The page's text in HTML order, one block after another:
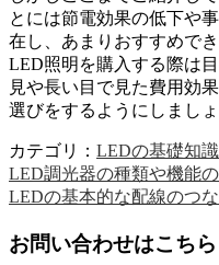
とには節電効果の低下や
在し、あまりおすすめで
LED照明を購入する際は
見や長い目で見た費用効
選びをするようにしましょ
カテゴリ： LEDの基礎知識
LED調光器の種類や機能
LEDの基本的な配線のつ
お問い合わせはこちら